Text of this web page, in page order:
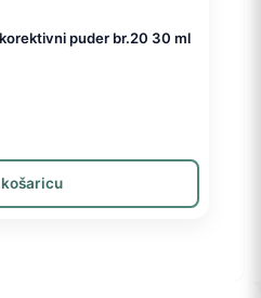
puder br.20 30 ml
košaricu